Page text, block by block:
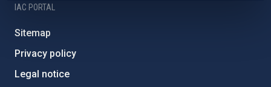
IAC PORTAL
Sitemap
Privacy policy
Legal notice